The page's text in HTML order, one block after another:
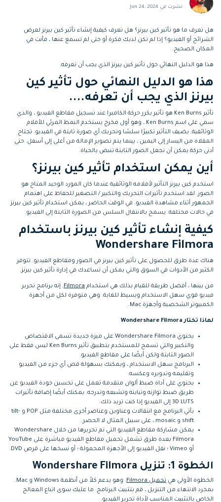
نشرت في Jun 24, 2024
هل تعرف ما هو تأثير كين بيرنز؟ هل تعرف كيفية إنشاء تأثير كين بيرنز لعرض
الشرائح أو الفيديو؟ إذا لم تكن لديك فكرة أو حتى لم تسمع عنها ، فأنت في
المكان الصحيح.
هذا هو الدليل النهائي حول تأثير كين بيرنز الذي يجب أن تعرفه.
هذا هو الدليل النهائي حول تأثير كين
بيرنز الذي يجب أن تعرفه....
تأثير Ken Burns هو تأثير يكرر حركة الكاميرا عند تسجيل مقاطع الفيديو ، والذي
سمي على اسم Ken Burns ، وهو أول مخرج يستخدم النمط المرئي للأفلام
الوثائقية. يضيف التأثير تكبيرًا سلسًا وتحريك أي صورة ثابتة في الفيديو. تجتاح
المقلاة من اليسار إلى اليمين ، بينما يتم تصوير الإمالة من أعلى إلى أسفل. حتى
أدنى حركة يمكن أن تجعل الصور الثابتة تنبض بالحياة.
أين يمكن استخدام تأثير كين بيرنز؟
استخدم كين بيرنز التأثير لأفلامه الوثائقية عندما كان المورد الوحيد المتاح هو
الصور. لقد استخدم تأثيرات التحريك والتكبير / التصغير للحفاظ على اهتمام
الجمهور أثناء مشاهدة الفيديو. في الوقت الحاضر ، يمكن استخدام تأثير كين بيرنز
في حالات مختلفة. يسمح بالانتقال السلس من الصورة الثابتة إلى الفيديو.
كيفية إنشاء تأثير كين بيرنز باستخدام
Wondershare Filmora
هناك عدة طرق للحصول على تأثير كين بيرنز في الصور ومقاطع الفيديو. تتوفر
الكثير من الأدوات في السوق والتي يمكن أن تساعدك في إدارة تأثير كين بيرنز.
من بينها ، أفضل طريقة للقيام بذلك هي استخدام Filmora. إنه برنامج تحرير
فيديو قوي سهل الاستخدام وبسيط للغاية. وهي متوفرة لكل من أجهزة
الكمبيوتر الشخصية وأجهزة Mac.
لماذا تختار Wondershare Filmora
يحتوي Wondershare Filmora على ميزة جديدة تسمى الاقتصاص
والتكبير والتي تسمح للمستخدم بتطبيق تأثير Ken Burns ليس فقط على
الصور الثابتة ولكن أيضًا على مقاطع الفيديو.
البرنامج سهل الاستخدام ، ويمكنك بسهولة قص أي جزء من الفيديو
وتقليمه وتدويره وعكسه.
يحتوي على أداة ضبط ألوان متقدمة تعمل على تحسين جودة الفيديو عن
طريق ضبط توازنه وتباينه وتشبعه وتدرجه. يمكنك أيضًا إضافة تأثيرات
3D LUTS إلى الفيديو إذا كنت تريد ذلك.
يأتي البرنامج مع انتقالات وعناوين وعناصر أخرى مختلفة مثل POP و tilt-
shift و mosaic ، على سبيل المثال لا الحصر.
يمكن مشاركة مقاطع الفيديو التي تم تحريرها من خلال Wondershare
Filmora بعدة طرق تشمل تحميل مقاطع الفيديو مباشرة على YouTube
أو Vimeo ؛ نقل الفيديو إلى الأجهزة المحمولة ؛ أو نسخها على قرص DVD.
الخطوة 1: تنزيل Wondershare Filmora
الخطوة الأولى هي تحميل Filmora
. وهو يدعم كلاً من أنظمة Windows و Mac.
بمجرد الانتهاء من التنزيل ، قم بتثبيت البرنامج. ما عليك سوى اتباع المعالج
الخاص بالتثبيت المناسب لأداة تحرير الفيديو.